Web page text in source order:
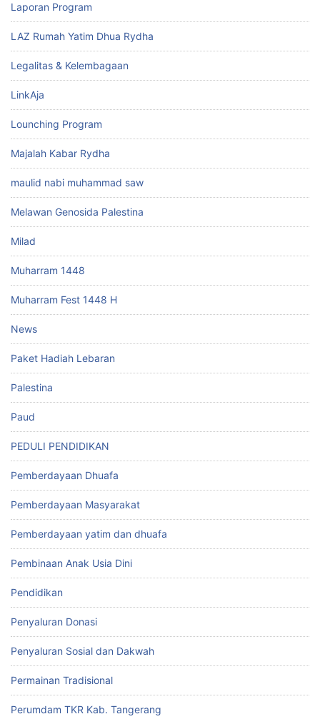
Laporan Program
LAZ Rumah Yatim Dhua Rydha
Legalitas & Kelembagaan
LinkAja
Lounching Program
Majalah Kabar Rydha
maulid nabi muhammad saw
Melawan Genosida Palestina
Milad
Muharram 1448
Muharram Fest 1448 H
News
Paket Hadiah Lebaran
Palestina
Paud
PEDULI PENDIDIKAN
Pemberdayaan Dhuafa
Pemberdayaan Masyarakat
Pemberdayaan yatim dan dhuafa
Pembinaan Anak Usia Dini
Pendidikan
Penyaluran Donasi
Penyaluran Sosial dan Dakwah
Permainan Tradisional
Perumdam TKR Kab. Tangerang